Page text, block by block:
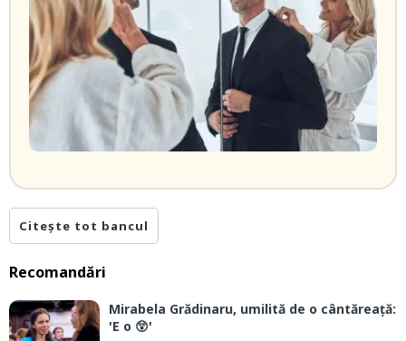
Citește tot bancul
Recomandări
Mirabela Grădinaru, umilită de o cântăreață:
'E o 😲'